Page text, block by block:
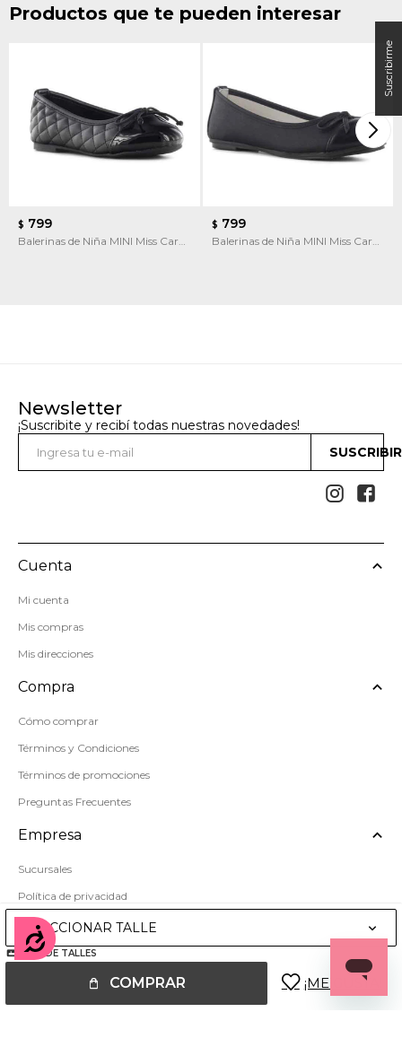
Accesibilidad
SELECCIONAR TALLE
GUÍA DE TALLES
COMPRAR
Productos que te pueden interesar
$ 799
Balerinas de Niña MINI Miss Carol
$ 799
Balerinas de Niña MINI Miss Carol
Newsletter
¡Suscribite y recibí todas nuestras novedades!
 
Cuenta
Mi cuenta
Mis compras
Mis direcciones
Compra
Cómo comprar
Términos y Condiciones
Términos de promociones
Preguntas Frecuentes
Empresa
Sucursales
Política de privacidad
Mapa del sitio